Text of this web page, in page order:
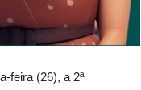
feira (26), a 2ª